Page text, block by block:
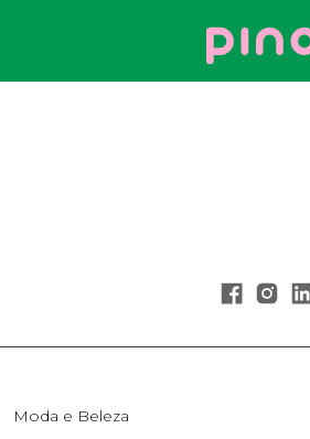
Your
Moda e Beleza